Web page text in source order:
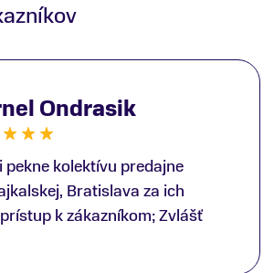
Ondrasik
pekne kolektívu predajne
Bratislava za ich
k zákazníkom; Zvlášť
Martinovi Gunišovi za